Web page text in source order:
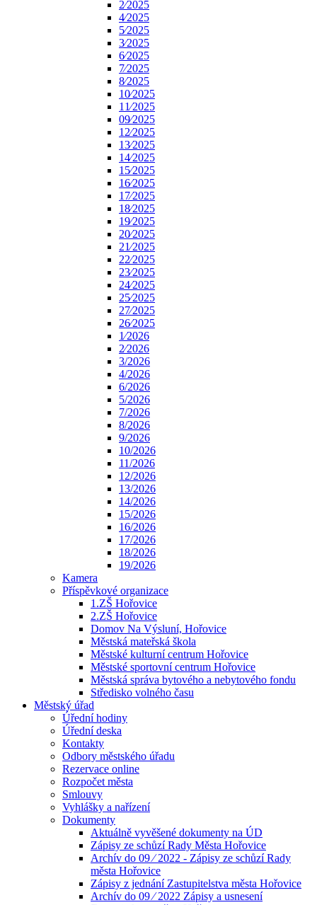
2⁄2025
4⁄2025
5⁄2025
3⁄2025
6⁄2025
7⁄2025
8⁄2025
10⁄2025
11⁄2025
09⁄2025
12⁄2025
13⁄2025
14⁄2025
15⁄2025
16⁄2025
17⁄2025
18⁄2025
19⁄2025
20⁄2025
21⁄2025
22⁄2025
23⁄2025
24⁄2025
25⁄2025
27⁄2025
26⁄2025
1⁄2026
2⁄2026
3/2026
4/2026
6/2026
5/2026
7/2026
8/2026
9/2026
10/2026
11/2026
12/2026
13/2026
14/2026
15/2026
16/2026
17/2026
18/2026
19/2026
Kamera
Příspěvkové organizace
1.ZŠ Hořovice
2.ZŠ Hořovice
Domov Na Výsluní, Hořovice
Městská mateřská škola
Městské kulturní centrum Hořovice
Městské sportovní centrum Hořovice
Městská správa bytového a nebytového fondu
Středisko volného času
Městský úřad
Úřední hodiny
Úřední deska
Kontakty
Odbory městského úřadu
Rezervace online
Rozpočet města
Smlouvy
Vyhlášky a nařízení
Dokumenty
Aktuálně vyvěšené dokumenty na ÚD
Zápisy ze schůzí Rady Města Hořovice
Archív do 09 ⁄ 2022 - Zápisy ze schůzí Rady
města Hořovice
Zápisy z jednání Zastupitelstva města Hořovice
Archív do 09 ⁄ 2022 Zápisy a usnesení